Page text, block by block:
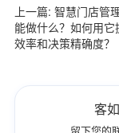
上一篇: 智慧门店管
能做什么？如何用它
效率和决策精确度？
客